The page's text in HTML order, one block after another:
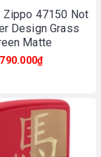
Zippo 47150 Not
Design Grass
Matte
790.000₫